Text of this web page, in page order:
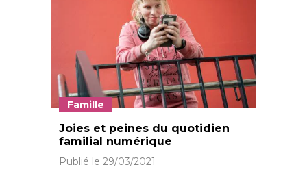
Sarah envoie des messages par WhatsApp, écoute
Famille
Joies et peines du quotidien
familial numérique
Publié le 29/03/2021